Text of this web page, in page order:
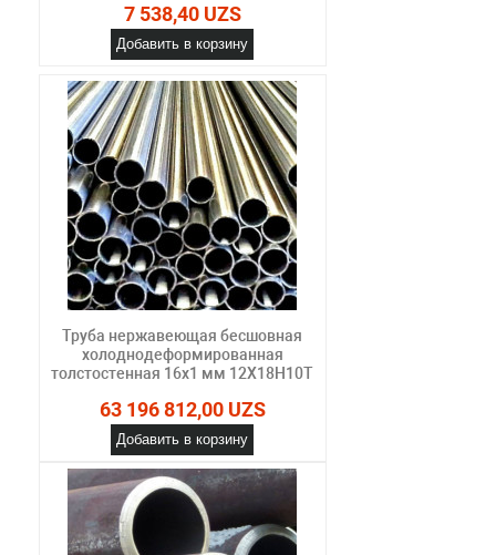
7 538,40 UZS
Добавить в корзину
Труба нержавеющая бесшовная
холоднодеформированная
толстостенная 16х1 мм 12Х18Н10Т
63 196 812,00 UZS
Добавить в корзину